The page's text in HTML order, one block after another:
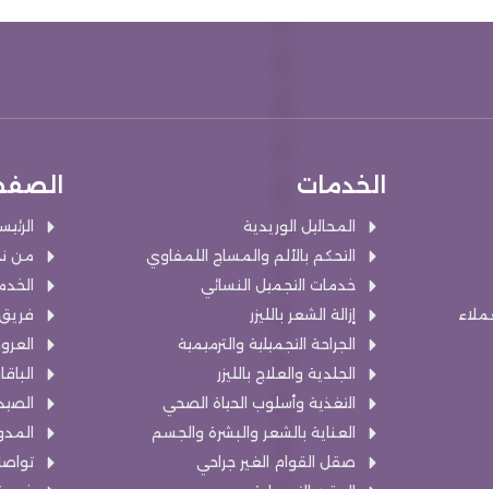
الخدمات
المحاليل الوريدية
التحكم بالألم والمساج اللمفاوي
خدمات التجميل النسائي
إزالة الشعر بالليزر
الجراحة التجميلية والترميمية
الجلدية والعلاج بالليزر
التغذية وأسلوب الحياة الصحي
العناية بالشعر والبشرة والجسم
صقل القوام الغير جراحي
من